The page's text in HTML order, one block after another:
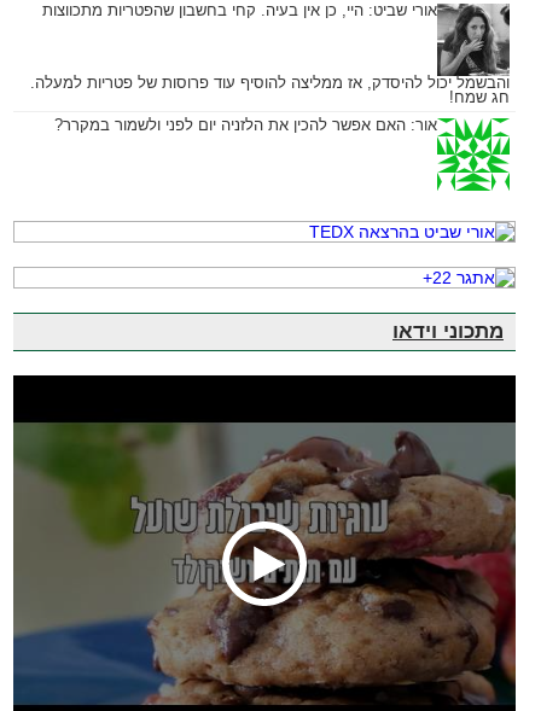
אורי שביט: היי, כן אין בעיה. קחי בחשבון שהפטריות מתכווצות
והבשמל יכול להיסדק, אז ממליצה להוסיף עוד פרוסות של פטריות למעלה.
חג שמח!
אור: האם אפשר להכין את הלזניה יום לפני ולשמור במקרר?
מתכוני וידאו